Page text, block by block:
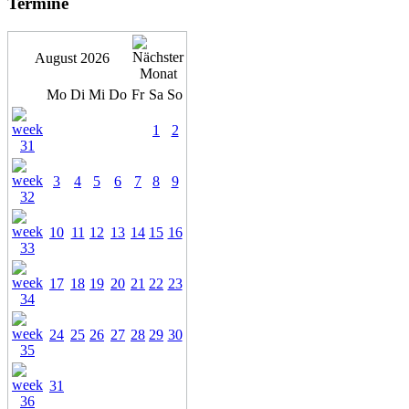
August 2026
Mo Di Mi Do Fr Sa So
1 2
3 4 5 6 7 8 9
10 11 12 13 14 15 16
17 18 19 20 21 22 23
24 25 26 27 28 29 30
31